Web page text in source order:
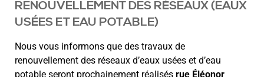
RENOUVELLEMENT DES RÉSEAUX (EAUX
USÉES ET EAU POTABLE)
Nous vous informons que des travaux de
renouvellement des réseaux d’eaux usées et d’eau
potable seront prochainement réalisés rue Éléonor